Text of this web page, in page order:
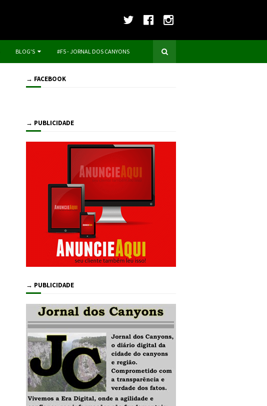
BLOG'S #F5 - JORNAL DOS CANYONS
→ FACEBOOK
→ PUBLICIDADE
→ PUBLICIDADE